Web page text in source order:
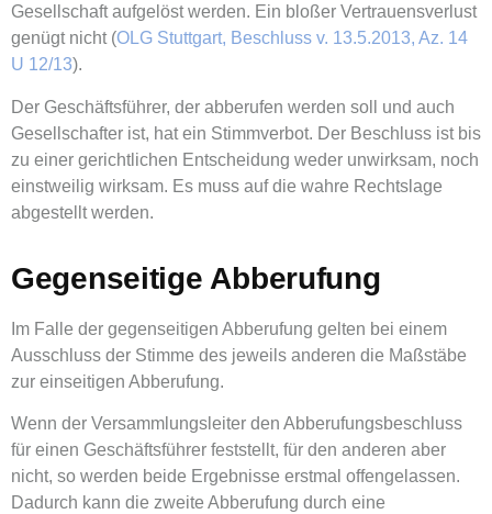
Gesellschaft aufgelöst werden. Ein bloßer Vertrauensverlust
genügt nicht (OLG Stuttgart, Beschluss v. 13.5.2013, Az. 14
U 12/13).
Der Geschäftsführer, der abberufen werden soll und auch
Gesellschafter ist, hat ein Stimmverbot. Der Beschluss ist bis
zu einer gerichtlichen Entscheidung weder unwirksam, noch
einstweilig wirksam. Es muss auf die wahre Rechtslage
abgestellt werden.
Gegenseitige Abberufung
Im Falle der gegenseitigen Abberufung gelten bei einem
Ausschluss der Stimme des jeweils anderen die Maßstäbe
zur einseitigen Abberufung.
Wenn der Versammlungsleiter den Abberufungsbeschluss
für einen Geschäftsführer feststellt, für den anderen aber
nicht, so werden beide Ergebnisse erstmal offengelassen.
Dadurch kann die zweite Abberufung durch eine